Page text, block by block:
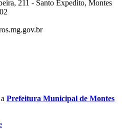
211 - Santo Expedito, Montes
Prefeitura Municipal de Montes